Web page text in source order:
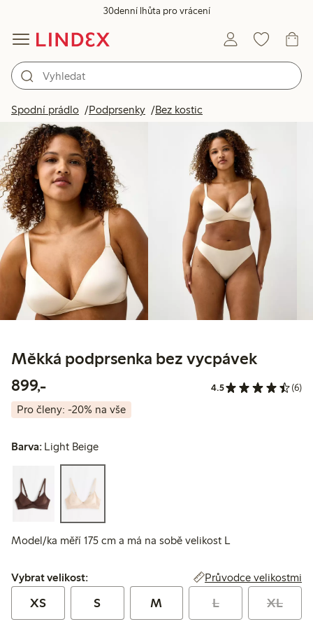
30denní lhůta pro vrácení
Spodní prádlo Podprsenky Bez kosticProdukty na obrázku
Měkká podprsenka bez vycpávek
899,-899,00 Kč 4.5 (6)
Pro členy: -20% na vše
Barva: Light Beige
Model/ka měří 175 cm a má na sobě velikost L
Vybrat velikost:
Vybrat velikost: Průvodce velikostmi
XS S M L XL